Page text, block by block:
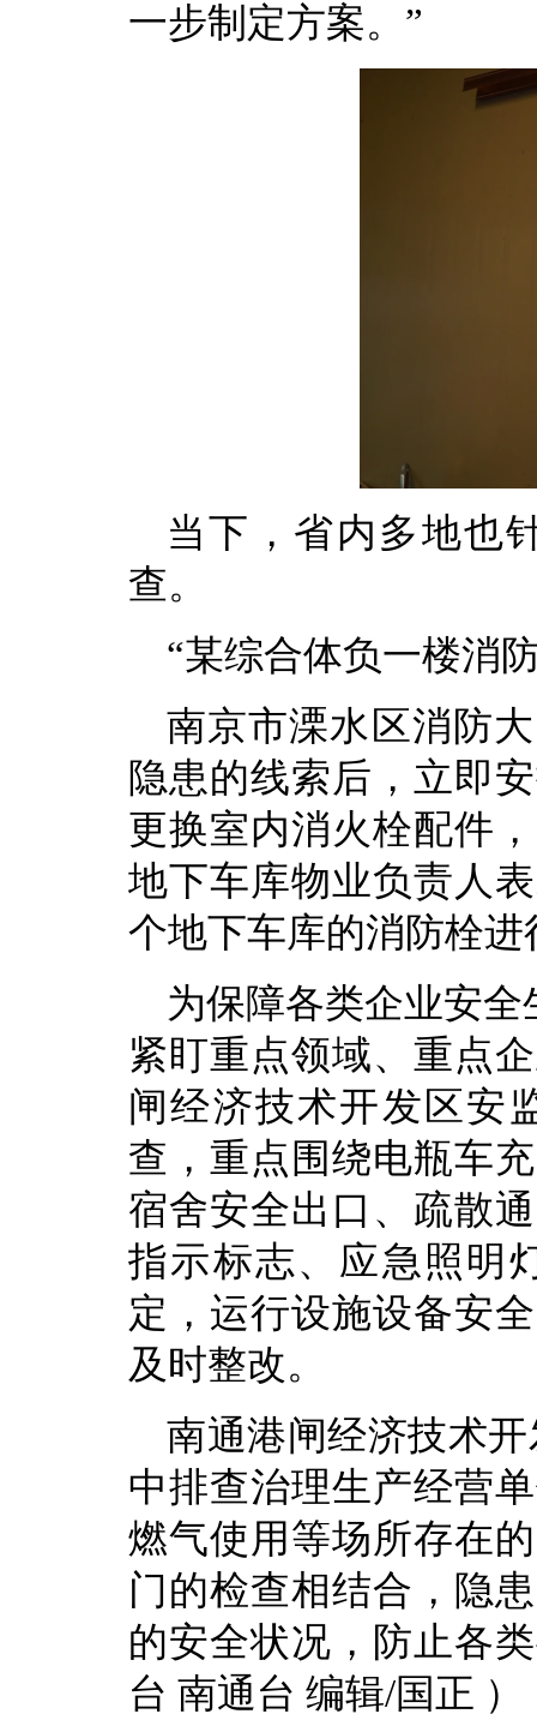
一步制定方案。”
当下，省内多地也
查。
“某综合体负一楼消
南京市溧水区消防
隐患的线索后，立即
更换室内消火栓配件
地下车库物业负责人
个地下车库的消防栓
为保障各类企业安
紧盯重点领域、重点
闸经济技术开发区安
查，重点围绕电瓶车
宿舍安全出口、疏散
指示标志、应急照明
定，运行设施设备安
及时整改。
南通港闸经济技术
中排查治理生产经营
燃气使用等场所存在
门的检查相结合，隐
的安全状况，防止各
台 南通台 编辑/国正 ）